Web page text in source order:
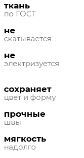
ткань
по ГОСТ
не
скатывается
не
электризуется
сохраняет
цвет и форму
прочные
швы
мягкость
надолго